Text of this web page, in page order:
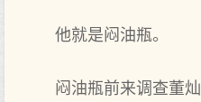
他就是闷油瓶。
闷油瓶前来调查董